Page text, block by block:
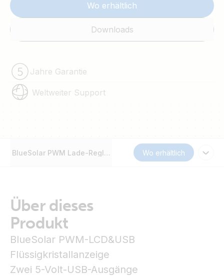
Wo erhältlich
Downloads
Jahre Garantie
Weltweiter Support
BlueSolar PWM Lade-Regler (DUO) LCD&USB
Wo erhältlich
Über dieses
Produkt
BlueSolar PWM-LCD&USB
Flüssigkristallanzeige
Zwei 5-Volt-USB-Ausgänge